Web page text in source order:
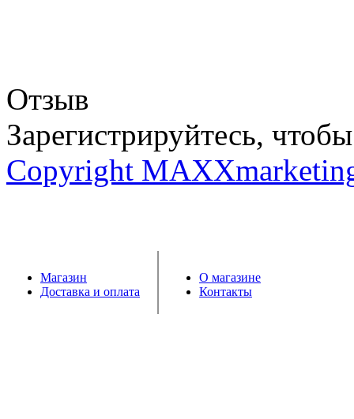
Отзыв
Зарегистрируйтесь,
Copyright
Магазин
Доставка и оплата
О магазине
Контакты